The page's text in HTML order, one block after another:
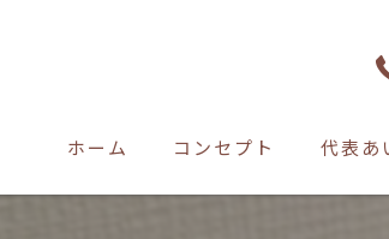
ホーム コンセプト 代表あ